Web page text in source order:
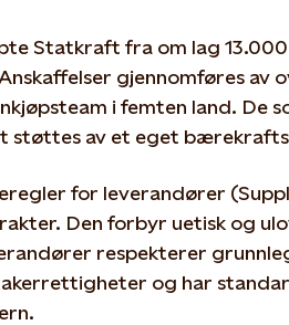
Statkraft fra om lag
gjennomføres av
i femten land. De
støttes av et eget
for leverandører
Den forbyr uetisk og
respekterer
og har